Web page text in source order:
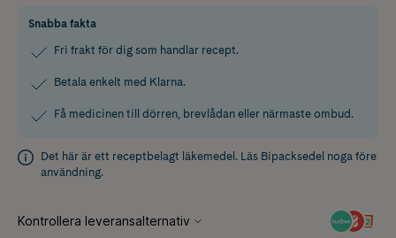
Snabba fakta
Fri frakt för dig som handlar recept.
Betala enkelt med Klarna.
Få medicinen till dörren, brevlådan eller närmaste ombud.
Det här är ett receptbelagt läkemedel. Läs Bipacksedel noga före
användning.